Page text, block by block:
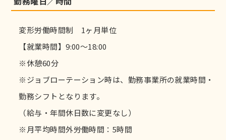
変形労働時間制 1ヶ月単位
【就業時間】9:00～18:00
※休憩60分
※ジョブローテーション時は、勤務事業所の就業時間・
勤務シフトとなります。
（給与・年間休日数に変更なし）
※月平均時間外労働時間：5時間